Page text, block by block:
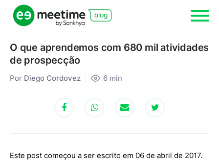
O que aprendemos com 680 mil atividades
de prospecção
Por Diego Cordovez 6 min
Este post começou a ser escrito em 06 de abril de 2017.